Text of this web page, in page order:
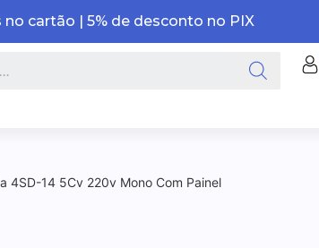
no cartão | 5% de desconto no PIX
4SD-14 5Cv 220v Mono Com Painel